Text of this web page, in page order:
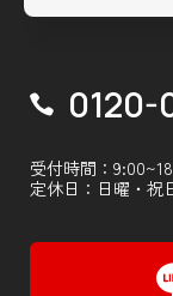
0120-
受付時間：
定休日：日曜・祝